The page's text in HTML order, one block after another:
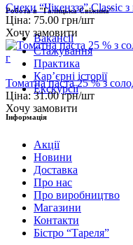
Снеки “Чікенззз” Classic з
Ціна: 75.00 грн/шт
Хочу замовити
Томатна паста 25 % з
Ціна: 31.00 грн/шт
Хочу замовити
Робота в "Галицька Свіжина"
Вакансії
Стажування
Практика
Карʼєрні історії
Екскурсії
Інформація
Акції
Новини
Доставка
Про нас
Про виробництво
Магазини
Контакти
Бістро “Тареля”